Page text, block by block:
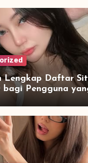
Lengkap Daftar
bagi Pengguna
Fitur dan Layanan